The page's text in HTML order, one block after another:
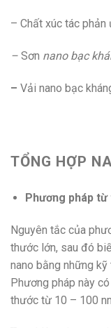
– Chất xúc tác phản
– Sơn nano bạc
– Vải nano bạc
TỔNG HỢP
Phương pháp
Nguyên tắc của
thước lớn, sau đó
nano bằng những
Phương pháp này
thước từ 10 – 100